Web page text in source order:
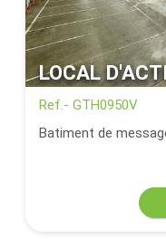
LOCAL
Ref.- GTH0950V
Batiment de